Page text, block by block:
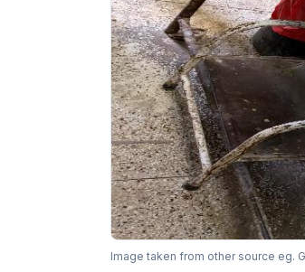
Image taken from other source eg.